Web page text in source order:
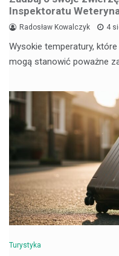
Inspektoratu
Radosław Kowalczyk 4
Wysokie temperatury,
mogą stanowić poważne
Turystyka